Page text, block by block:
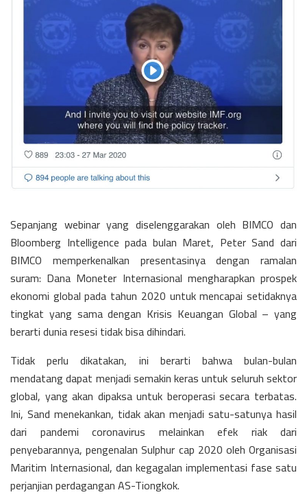
Sepanjang webinar yang diselenggarakan oleh BIMCO dan
Bloomberg Intelligence pada bulan Maret, Peter Sand dari
BIMCO memperkenalkan presentasinya dengan ramalan
suram: Dana Moneter Internasional mengharapkan prospek
ekonomi global pada tahun 2020 untuk mencapai setidaknya
tingkat yang sama dengan Krisis Keuangan Global – yang
berarti dunia resesi tidak bisa dihindari.
Tidak perlu dikatakan, ini berarti bahwa bulan-bulan
mendatang dapat menjadi semakin keras untuk seluruh sektor
global, yang akan dipaksa untuk beroperasi secara terbatas.
Ini, Sand menekankan, tidak akan menjadi satu-satunya hasil
dari pandemi coronavirus melainkan efek riak dari
penyebarannya, pengenalan Sulphur cap 2020 oleh Organisasi
Maritim Internasional, dan kegagalan implementasi fase satu
perjanjian perdagangan AS-Tiongkok.